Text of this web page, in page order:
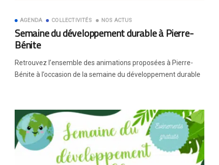
AGENDA COLLECTIVITÉS NOS ACTUS
Semaine du développement durable à Pierre-
Bénite
Retrouvez l’ensemble des animations proposées à Pierre-
Bénite à l’occasion de la semaine du développement durable